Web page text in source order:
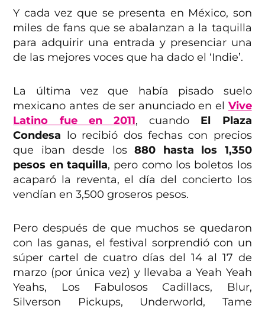
Y cada vez que se presenta en México, son
miles de fans que se abalanzan a la taquilla
para adquirir una entrada y presenciar una
de las mejores voces que ha dado el ‘Indie’.
La última vez que había pisado suelo
mexicano antes de ser anunciado en el Vive
Latino fue en 2011, cuando El Plaza
Condesa lo recibió dos fechas con precios
que iban desde los880 hasta los 1,350
pesos en taquilla, pero como los boletos los
acaparó la reventa, el día del concierto los
vendían en 3,500 groseros pesos.
Pero después de que muchos se quedaron
con las ganas, el festival sorprendió con un
súper cartel de cuatro días del 14 al 17 de
marzo (por única vez) y llevaba a Yeah Yeah
Yeahs, Los Fabulosos Cadillacs, Blur,
Silverson Pickups, Underworld, Tame